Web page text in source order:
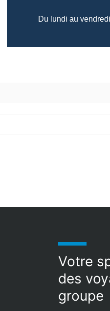
Du lundi au
Votre
des
groupe